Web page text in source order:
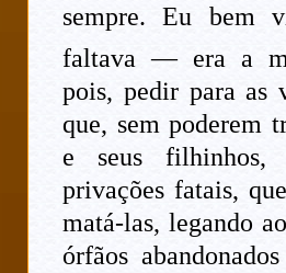
sempre. Eu bem
faltava — era a
pois, pedir para as
que, sem poderem
e seus filhinhos,
privações fatais,
matá-las, legando
órfãos